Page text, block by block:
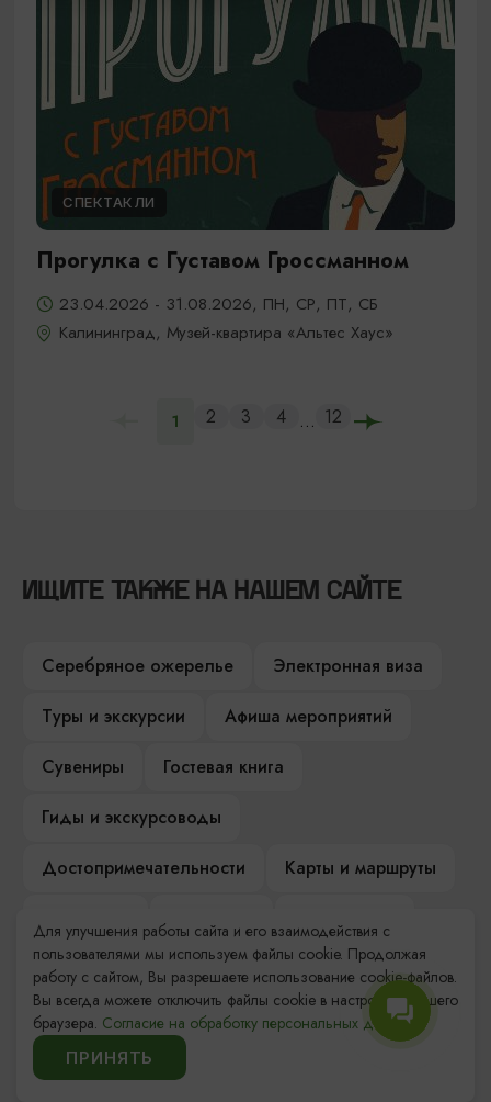
СПЕКТАКЛИ
Прогулка с Густавом Гроссманном
23.04.2026 - 31.08.2026, ПН, СР, ПТ, СБ
Калининград, Музей-квартира «Альтес Хаус»
1 2 3 4 ... 12
ИЩИТЕ ТАКЖЕ НА НАШЕМ САЙТЕ
Серебряное ожерелье
Электронная виза
Туры и экскурсии
Афиша мероприятий
Сувениры
Гостевая книга
Гиды и экскурсоводы
Достопримечательности
Карты и маршруты
Компас Балтийской кухни
Настоящий Калининградец
Музеи
Для улучшения работы сайта и его взаимодействия с
пользователями мы используем файлы cookie. Продолжая
работу с сайтом, Вы разрешаете использование cookie-файлов.
Вы всегда можете отключить файлы cookie в настройках Вашего
браузера. Согласие на обработку персональных данных.
ПРИНЯТЬ